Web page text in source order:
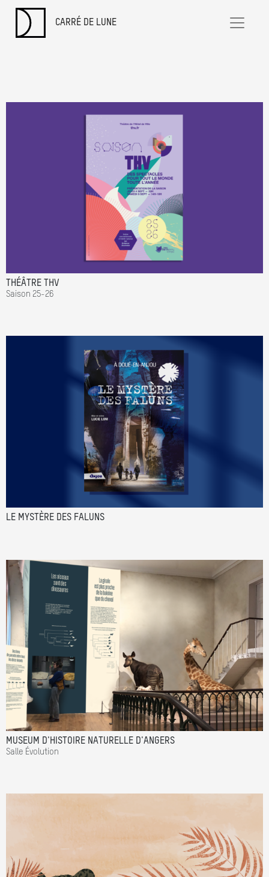
CARRÉ DE LUNE
THÉÂTRE THV
Saison 25-26
LE MYSTÈRE DES FALUNS
MUSEUM D'HISTOIRE NATURELLE D'ANGERS
Salle Évolution